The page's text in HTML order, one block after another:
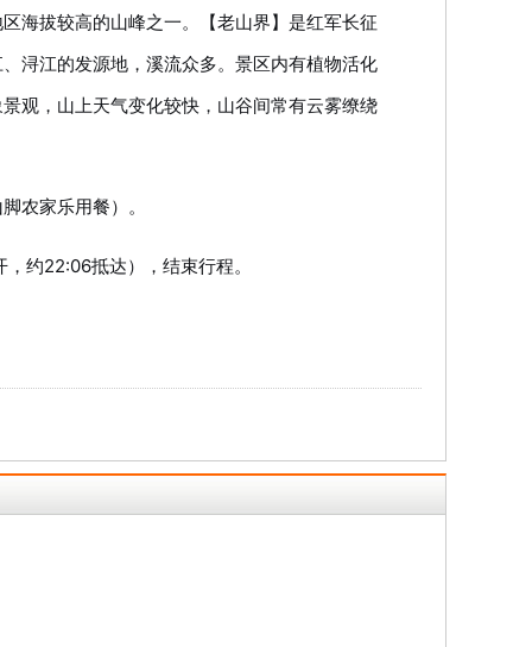
海拔较高的山峰之一。【老山界】是红军长征
浔江的发源地，溪流众多。景区内有植物活化
观，山上天气变化较快，山谷间常有云雾缭绕
农家乐用餐）。
约22:06抵达），结束行程。